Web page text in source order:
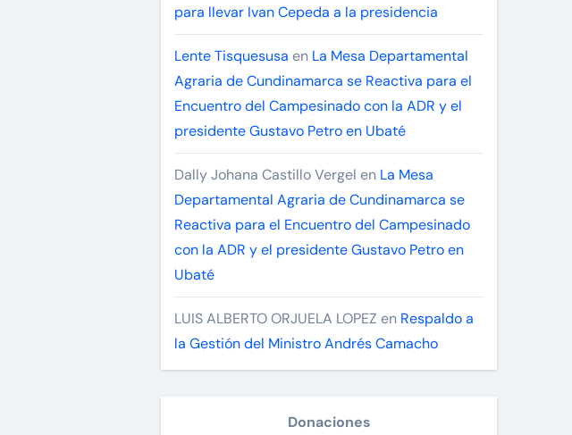
para llevar Ivan Cepeda a la presidencia
Lente Tisquesusa en La Mesa Departamental
Agraria de Cundinamarca se Reactiva para el
Encuentro del Campesinado con la ADR y el
presidente Gustavo Petro en Ubaté
Dally Johana Castillo Vergel en La Mesa
Departamental Agraria de Cundinamarca se
Reactiva para el Encuentro del Campesinado
con la ADR y el presidente Gustavo Petro en
Ubaté
LUIS ALBERTO ORJUELA LOPEZ en Respaldo a
la Gestión del Ministro Andrés Camacho
Donaciones